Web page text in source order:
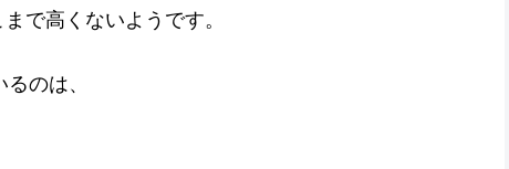
で高くないようです。
のは、